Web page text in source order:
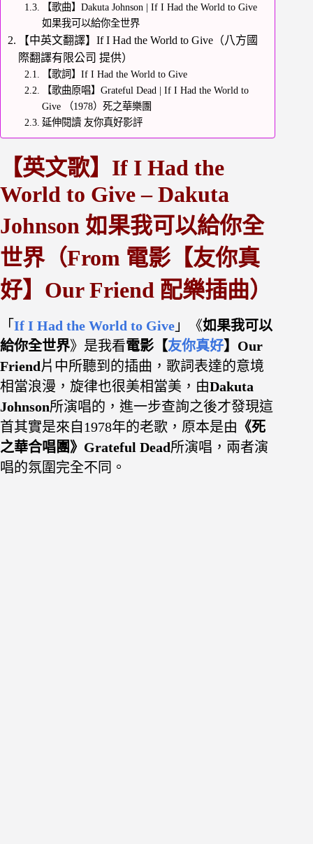
【歌曲】Dakuta Johnson | If I Had the World to Give
如果我可以給你全世界
【中英文翻譯】If I Had the World to Give（八方國
際翻譯有限公司 提供）
【歌詞】If I Had the World to Give
【歌曲原唱】Grateful Dead | If I Had the World to
Give （1978）死之華樂團
延伸閱讀 友你真好影評
【英文歌】If I Had the
World to Give – Dakuta
Johnson 如果我可以給你全
世界（From 電影【友你真
好】Our Friend 配樂插曲）
「 If I Had the World to Give 」《如果我可以
給你全世界》是我看電影【友你真好】Our
Friend片中所聽到的插曲，歌詞表達的意境
相當浪漫，旋律也很美相當美， 由Dakuta
Johnson所演唱的，進一步查詢之後才發現這
首其實是來自1978年的老歌，原本是由 《死
之華合唱團》Grateful Dead所演唱，兩者演
唱的氛圍完全不同。